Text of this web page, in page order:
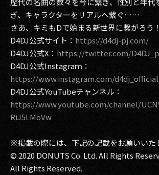
ぎ、キャラクターをリアルへ繋ぐ……
さあ、キミもDで始まる新世界に繋がろう！
D4DJ公式サイト： https://d4dj-pj.com/
D4DJ公式X： https://twitter.com/
D4DJ公式Instagraｍ：
https://www.instagram.com/
D4DJ公式YouTubeチャンネル：
https://www.youtube.com/channel/
RiJ5LMoVw
※掲載の際には、下記の記載をお願いいた
© 2020 DONUTS Co. Ltd. All Rights
All Rights Reserved.